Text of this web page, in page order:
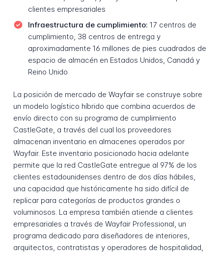
clientes empresariales
Infraestructura de cumplimiento: 17 centros de
cumplimiento, 38 centros de entrega y
aproximadamente 16 millones de pies cuadrados de
espacio de almacén en Estados Unidos, Canadá y
Reino Unido
La posición de mercado de Wayfair se construye sobre
un modelo logístico híbrido que combina acuerdos de
envío directo con su programa de cumplimiento
CastleGate, a través del cual los proveedores
almacenan inventario en almacenes operados por
Wayfair. Este inventario posicionado hacia adelante
permite que la red CastleGate entregue al 97% de los
clientes estadounidenses dentro de dos días hábiles,
una capacidad que históricamente ha sido difícil de
replicar para categorías de productos grandes o
voluminosos. La empresa también atiende a clientes
empresariales a través de Wayfair Professional, un
programa dedicado para diseñadores de interiores,
arquitectos, contratistas y operadores de hospitalidad,